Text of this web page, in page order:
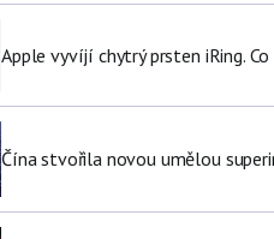
Apple vyvíjí chytrý prsten iRing.
Čína stvořila novou umělou